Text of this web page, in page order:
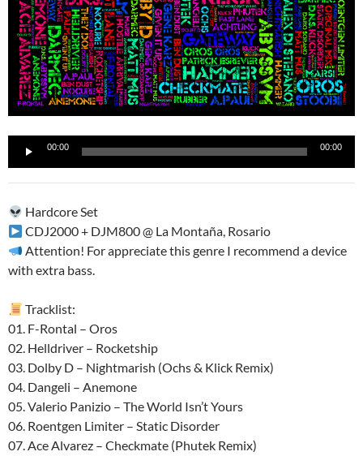
Reproductor
audio
00:00 00:00
Hardcore Set
CDJ2000 + DJM800 @ La Montaña, Rosario
Attention! For appreciate this genre I recommend a device
with extra bass.
Tracklist:
01. F-Rontal – Oros
02. Helldriver – Rocketship
03. Dolby D – Nightmarish (Ochs & Klick Remix)
04. Dangeli – Anemone
05. Valerio Panizio – The World Isn’t Yours
06. Roentgen Limiter – Static Disorder
07. Ace Alvarez – Checkmate (Phutek Remix)